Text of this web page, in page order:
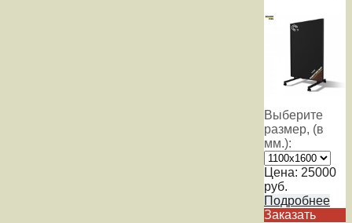
Выберите
размер, (в
мм.):
Цена: 25000
руб.
Подробнее
Заказать